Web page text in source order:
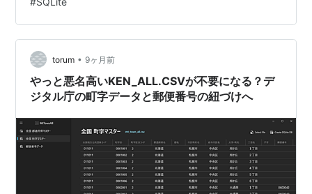
下のように記載されてました。 2025-02-06 (3.49.0) ...
Enhance the iif() SQL function so that it can accept
any number of arguments…
torum • 9ヶ月前
やっと悪名高いKEN_ALL.CSVが不要になる？デ
ジタル庁の町字データと郵便番号の紐づけへ